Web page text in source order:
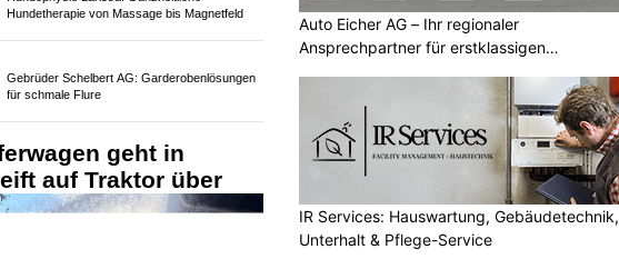
Hundetherapie von Massage bis Magnetfeld
Gebrüder Schelbert AG: Garderobenlösungen
Auto Eicher AG – Ihr regionaler
Ansprechpartner für erstklassigen
IR Services: Hauswartung, Gebäudetechnik,
Unterhalt & Pflege-Service